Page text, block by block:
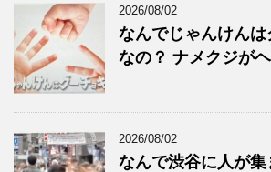
2026/08/02
なんでじゃんけん
なの？ ナメクジが
2026/08/02
なんで渋谷に人が